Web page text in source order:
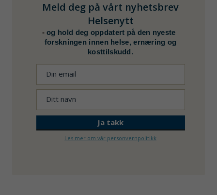
Meld deg på vårt nyhetsbrev
Helsenytt
-og hold deg oppdatert på den nyeste
forskningen innen helse, ernæring og
kosttilskudd.
Les mer om vår personvernpolitikk